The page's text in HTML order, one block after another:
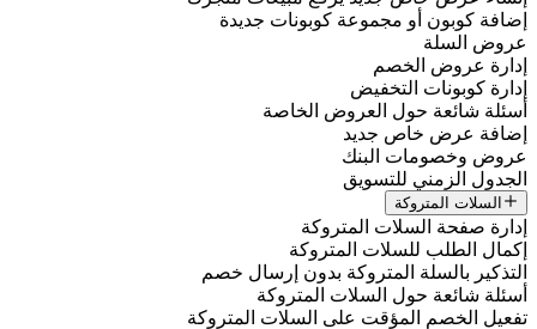
إضافة كوبون أو مجموعة كوبونات جديدة
عروض السلة
إدارة عروض الخصم
إدارة كوبونات التخفيض
أسئلة شائعة حول العروض الخاصة
إضافة عرض خاص جديد
عروض وخصومات البنك
الجدول الزمني للتسويق
السلات المتروكة
إدارة صفحة السلات المتروكة
إكمال الطلب للسلات المتروكة
التذكير بالسلة المتروكة بدون إرسال خصم
أسئلة شائعة حول السلات المتروكة
تفعيل الخصم المؤقت على السلات المتروكة